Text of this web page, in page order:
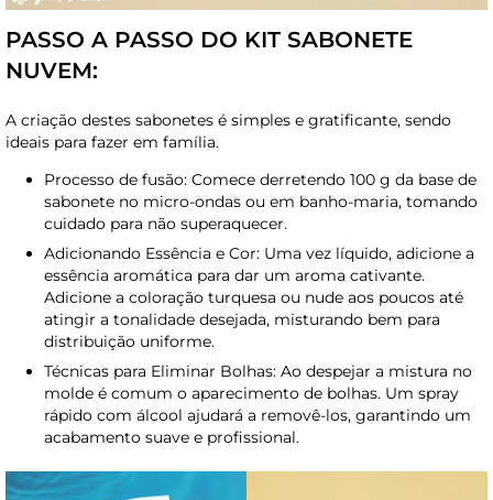
PASSO A PASSO DO KIT SABONETE
NUVEM:
A criação destes sabonetes é simples e gratificante, sendo
ideais para fazer em família.
Processo de fusão: Comece derretendo 100 g da base de
sabonete no micro-ondas ou em banho-maria, tomando
cuidado para não superaquecer.
Adicionando Essência e Cor: Uma vez líquido, adicione a
essência aromática para dar um aroma cativante.
Adicione a coloração turquesa ou nude aos poucos até
atingir a tonalidade desejada, misturando bem para
distribuição uniforme.
Técnicas para Eliminar Bolhas: Ao despejar a mistura no
molde é comum o aparecimento de bolhas. Um spray
rápido com álcool ajudará a removê-los, garantindo um
acabamento suave e profissional.